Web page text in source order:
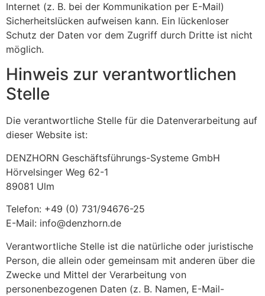
Internet (z. B. bei der Kommunikation per E-Mail)
Sicherheitslücken aufweisen kann. Ein lückenloser
Schutz der Daten vor dem Zugriff durch Dritte ist nicht
möglich.
Hinweis zur verantwortlichen
Stelle
Die verantwortliche Stelle für die Datenverarbeitung auf
dieser Website ist:
DENZHORN Geschäftsführungs-Systeme GmbH
Hörvelsinger Weg 62-1
89081 Ulm
Telefon: +49 (0) 731/94676-25
E-Mail: info@denzhorn.de
Verantwortliche Stelle ist die natürliche oder juristische
Person, die allein oder gemeinsam mit anderen über die
Zwecke und Mittel der Verarbeitung von
personenbezogenen Daten (z. B. Namen, E-Mail-